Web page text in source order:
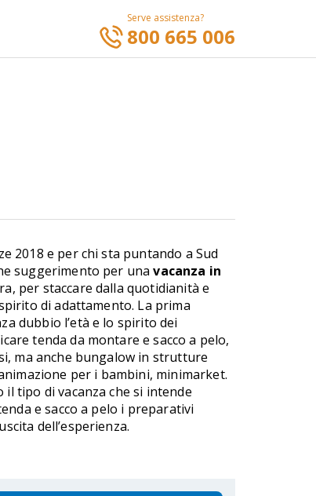
Serve assistenza?
800 665 006
2018 e per chi sta puntando a Sud
suggerimento per unavacanza in
per staccare dalla quotidianità e
di adattamento. La prima
dubbio l’età e lo spirito dei
tenda da montare e sacco a pelo,
ma anche bungalow in strutture
per i bambini, minimarket.
tipo di vacanza che si intende
e sacco a pelo i preparativi
dell’esperienza.